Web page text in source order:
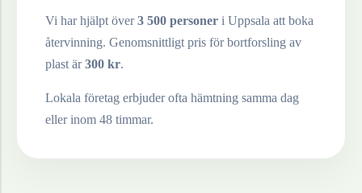
Vi har hjälpt över3 500 personer i Uppsala att boka
återvinning. Genomsnittligt pris för bortforsling av
plast är300 kr.
Lokala företag erbjuder ofta hämtning samma dag
eller inom 48 timmar.